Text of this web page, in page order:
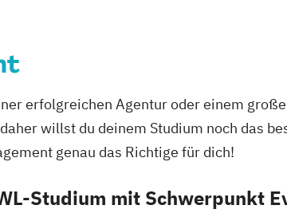
erfolgreichen Agentur oder einem
willst du deinem Studium noch das
genau das Richtige für dich!
Studium mit Schwerpunkt